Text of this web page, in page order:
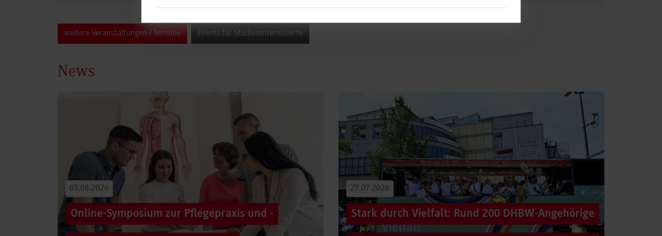
weitere Veranstaltungen / Termine Events für Studieninteressierte
News
03.08.2026
Online-Symposium zur Pflegepraxis und -
27.07.2026
Stark durch Vielfalt: Rund 200 DHBW-Angehörige